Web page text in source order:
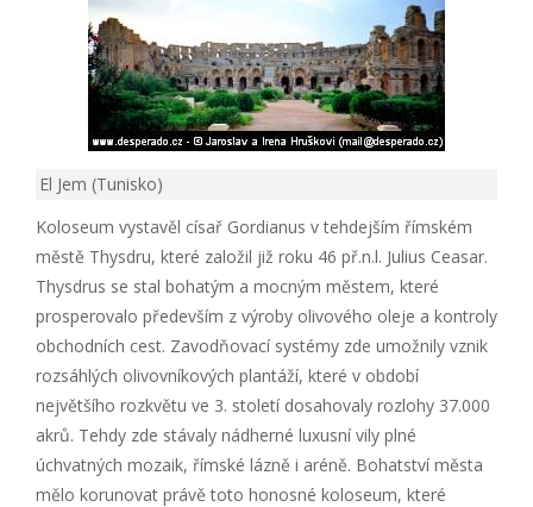
El Jem (Tunisko)
Koloseum vystavěl císař Gordianus v tehdejším římském
městě Thysdru, které založil již roku 46 př.n.l. Julius Ceasar.
Thysdrus se stal bohatým a mocným městem, které
prosperovalo především z výroby olivového oleje a kontroly
obchodních cest. Zavodňovací systémy zde umožnily vznik
rozsáhlých olivovníkových plantáží, které v období
největšího rozkvětu ve 3. století dosahovaly rozlohy 37.000
akrů. Tehdy zde stávaly nádherné luxusní vily plné
úchvatných mozaik, římské lázně i aréně. Bohatství města
mělo korunovat právě toto honosné koloseum, které